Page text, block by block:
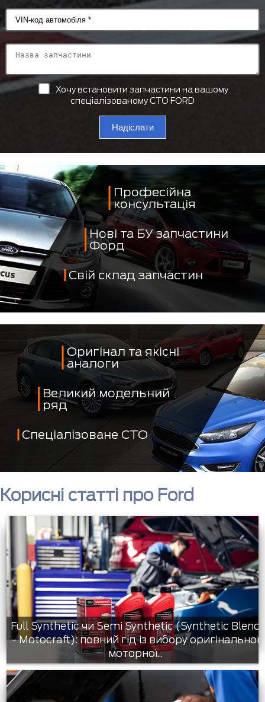
Хочу встановити запчастини на вашому
спеціалізованому СТО FORD
Надіслати
Професійна
консультація
Нові та БУ запчастини
Форд
Свій склад запчастин
Оригінал та якісні
аналоги
Великий модельний
ряд
Спеціалізоване СТО
Корисні статті про Ford
Full Synthetic чи Semi Synthetic (Synthetic Blend
- Motocraft): повний гід із вибору оригінальної
моторної...